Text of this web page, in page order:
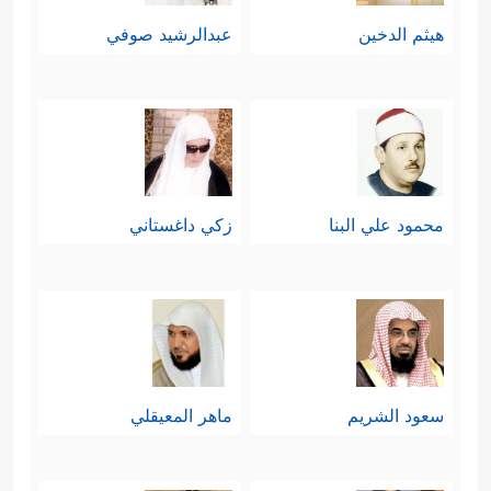
بِٱلَّذِی خَلَقَكَ مِن تُرَابࣲ ثُمَّ مِن نُّطۡفَةࣲ ثُمَّ سَوَّىٰكَ
إنه يُذكِّره بتأريخ خلقه ونموِّه من طورٍ
إلى طور حتى بلغ هذا الأشدَّ، وأنه ليس
له في قصَّة خلقه شأن، فالله هو الذي
وبما يُصلِحه، وكان يُذكِّره أيضًا بنعمة الله
عليه لعله يشكرها ولا يكفرها، ويستعملها
بالخير بدل أن تشطَّ به نحو التكبُّر على
هيثم الدخين عبدالرشيد صوفي
محمود علي البنا زكي داغستاني
سعود الشريم ماهر المعيقلي